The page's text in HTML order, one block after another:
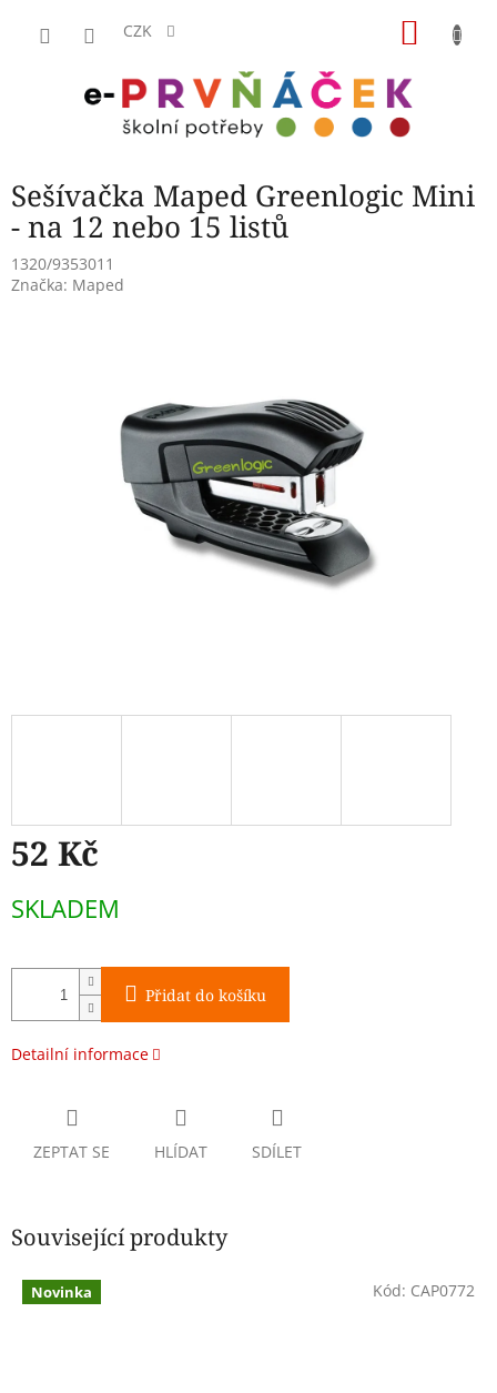
CZK
Sešívačka Maped Greenlogic Mini
- na 12 nebo 15 listů
1320/9353011
Značka: Maped
52 Kč
cena:
SKLADEM
Přidat do košíku
Detailní informace
ZEPTAT SE HLÍDAT SDÍLET
Související produkty
Novinka Kód: CAP0772